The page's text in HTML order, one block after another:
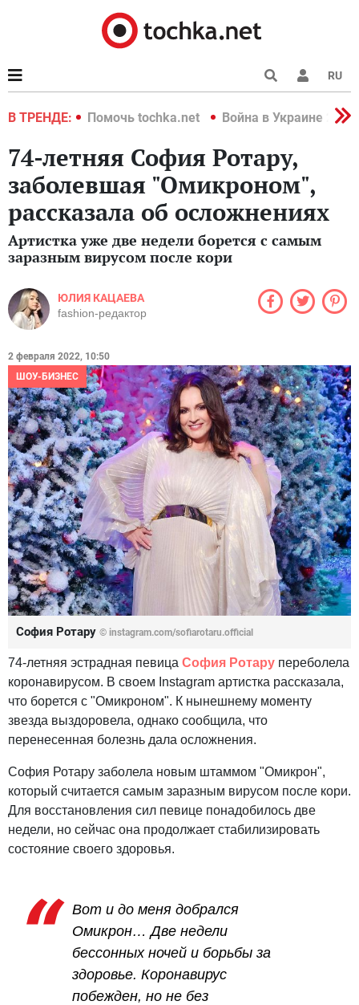
RU
В ТРЕНДЕ:
2022 Помочь tochka.net Война в Украине 2022
74-летняя София Ротару,
заболевшая "Омикроном",
рассказала об осложнениях
Артистка уже две недели борется с самым
заразным вирусом после кори
ЮЛИЯ КАЦАЕВА
fashion-редактор
2 февраля 2022, 10:50
ШОУ-БИЗНЕС
София Ротару © instagram.com/sofiarotaru.official
74-летняя эстрадная певица София Ротару переболела
коронавирусом. В своем Instagram артистка рассказала,
что борется с "Омикроном". К нынешнему моменту
звезда выздоровела, однако сообщила, что
перенесенная болезнь дала осложнения.
София Ротару заболела новым штаммом "Омикрон",
который считается самым заразным вирусом после кори.
Для восстановления сил певице понадобилось две
недели, но сейчас она продолжает стабилизировать
состояние своего здоровья.
Вот и до меня добрался
Омикрон… Две недели
бессонных ночей и борьбы за
здоровье. Коронавирус
побежден, но не без